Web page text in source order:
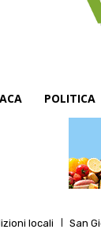
POLITICA
locali San